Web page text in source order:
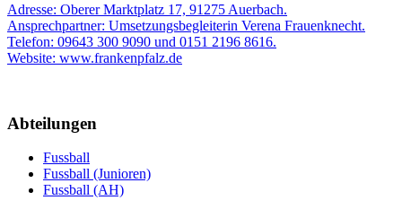
Adresse: Oberer Marktplatz 17, 91275 Auerbach.
Ansprechpartner: Umsetzungsbegleiterin Verena Frauenknecht.
Telefon: 09643 300 9090 und 0151 2196 8616.
Website: www.frankenpfalz.de
Abteilungen
Fussball
Fussball (Junioren)
Fussball (AH)